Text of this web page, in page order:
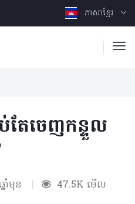
ភាសាខ្មែរ
តែចេញកន្ទួល
ាំមុន | 47.5K មើល